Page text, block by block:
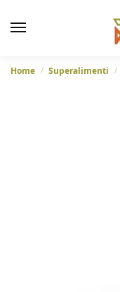
Home / Superalimenti /